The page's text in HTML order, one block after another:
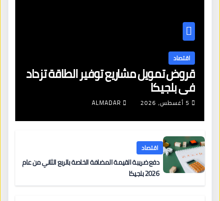
اقتصاد
قروض تمويل مشاريع توفير الطاقة تزداد
في بلجيكا
5 أغسطس، 2026 ALMADAR
اقتصاد
دفع ضريبة القيمة المضافة الخاصة بالربع الثاني من عام
2026 بلجيكا